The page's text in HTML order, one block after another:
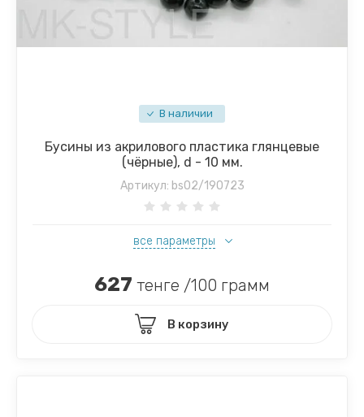
В наличии
Бусины из акрилового пластика глянцевые
(чёрные), d - 10 мм.
Артикул: bs02/190723
все параметры
627 тенге /100 грамм
В корзину